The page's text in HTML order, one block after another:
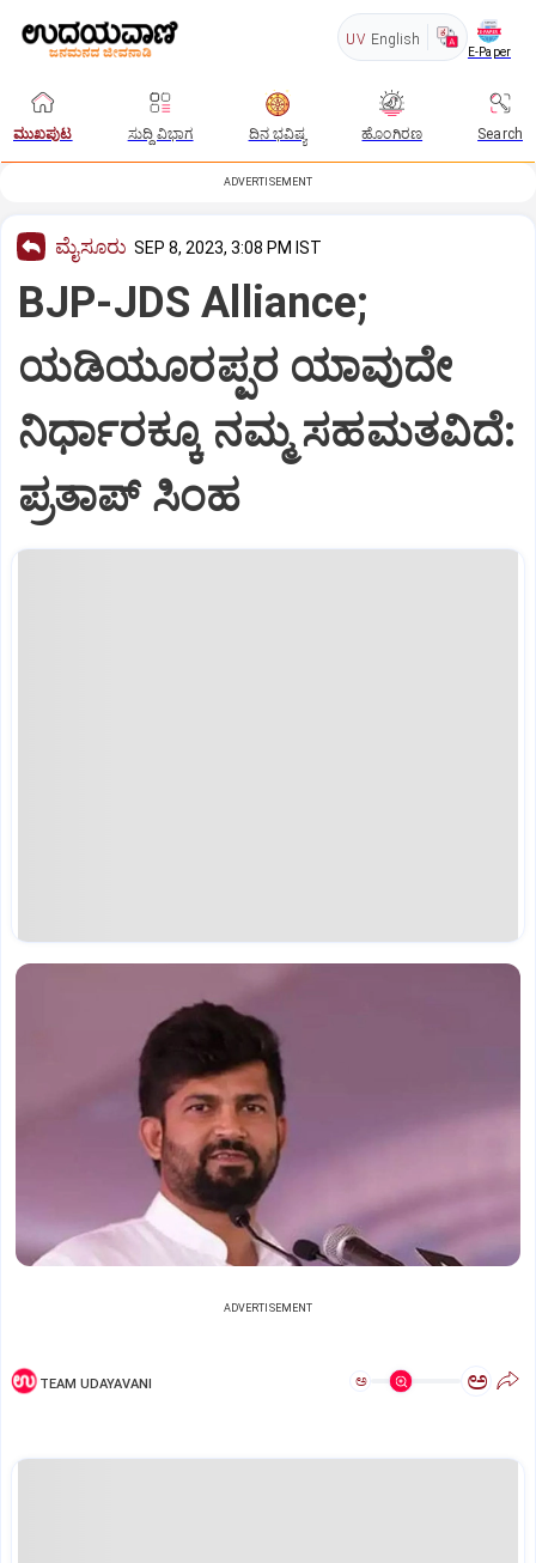
UV English
E-Paper
ಮುಖಪುಟ ಸುದ್ದಿ ವಿಭಾಗ ದಿನ ಭವಿಷ್ಯ ಹೊಂಗಿರಣ Search
ADVERTISEMENT
ಮೈಸೂರು SEP 8, 2023, 3:08 PM IST
BJP-JDS Alliance;
ಯಡಿಯೂರಪ್ಪರ ಯಾವುದೇ
ನಿರ್ಧಾರಕ್ಕೂ ನಮ್ಮ ಸಹಮತವಿದೆ:
ಪ್ರತಾಪ್ ಸಿಂಹ
ADVERTISEMENT
TEAM UDAYAVANI ಅ ಅ